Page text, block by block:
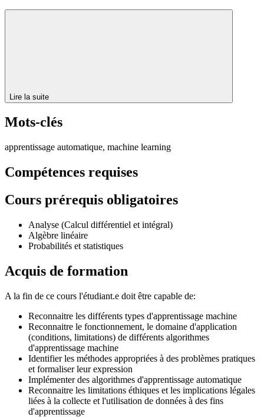
Lire la suite
Mots-clés
apprentissage automatique, machine learning
Compétences requises
Cours prérequis obligatoires
Analyse (Calcul différentiel et intégral)
Algèbre linéaire
Probabilités et statistiques
Acquis de formation
A la fin de ce cours l'étudiant.e doit être capable de:
Reconnaitre les différents types d'apprentissage machine
Reconnaitre le fonctionnement, le domaine d'application
(conditions, limitations) de différents algorithmes
d'apprentissage machine
Identifier les méthodes appropriées à des problèmes pratiques
et formaliser leur expression
Implémenter des algorithmes d'apprentissage automatique
Reconnaitre les limitations éthiques et les implications légales
liées à la collecte et l'utilisation de données à des fins
d'apprentissage